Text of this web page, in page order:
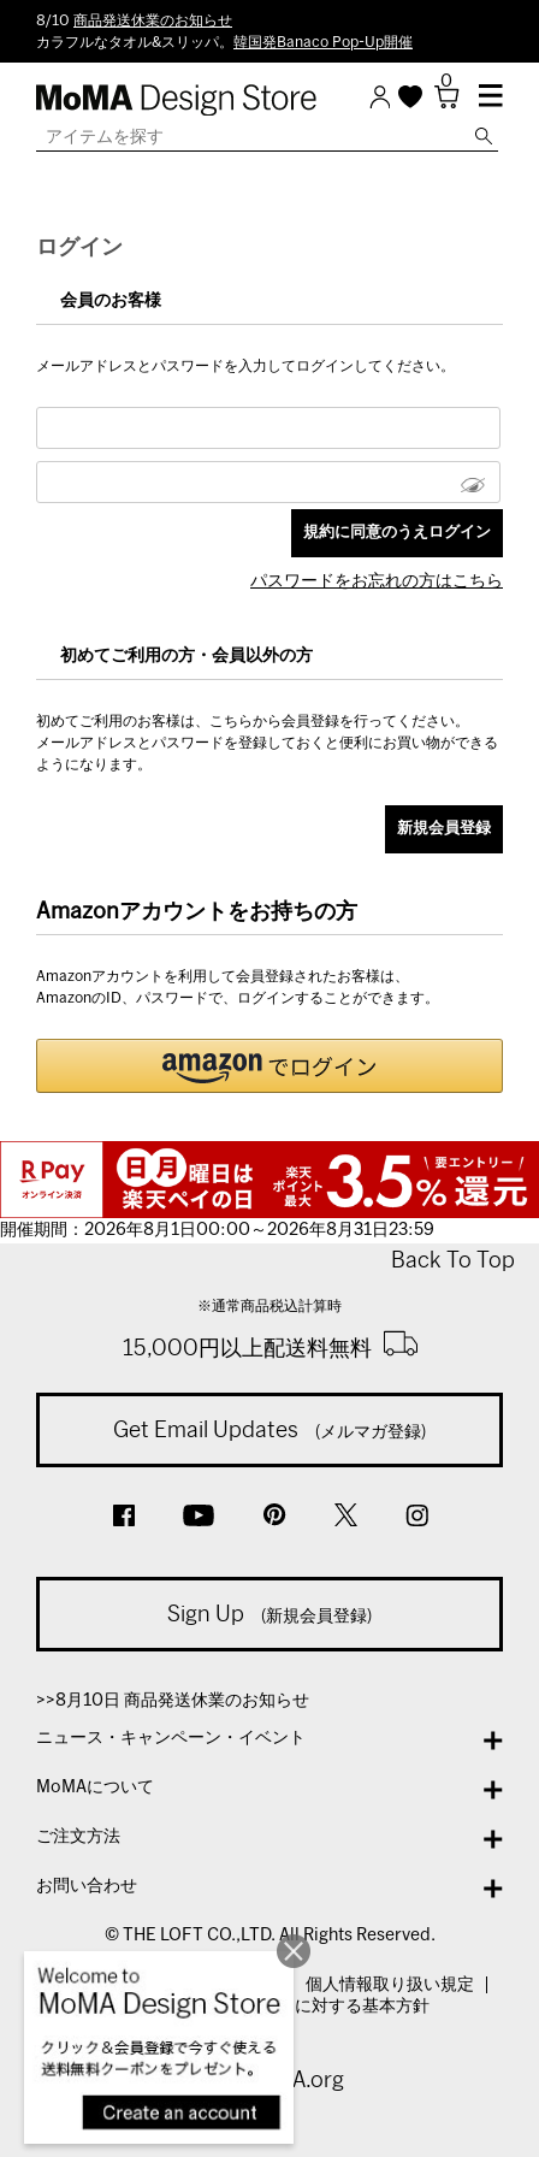
8/10 商品発送休業のお知らせ
カラフルなタオル&スリッパ。 韓国発Banaco Pop-Up開催
0
ログイン
会員のお客様
メールアドレスとパスワードを入力してログインしてください。
パスワードをお忘れの方はこちら
初めてご利用の方・会員以外の方
初めてご利用のお客様は、こちらから会員登録を行ってください。
メールアドレスとパスワードを登録しておくと便利にお買い物ができる
ようになります。
Amazonアカウントをお持ちの方
Amazonアカウントを利用して会員登録されたお客様は、
AmazonのID、パスワードで、ログインすることができます。
開催期間：2026年8月1日00:00～2026年8月31日23:59
Back To Top
※通常商品税込計算時
15,000円以上配送料無料
Get Email Updates (メルマガ登録)
Sign Up (新規会員登録)
>>8月10日 商品発送休業のお知らせ
ニュース・キャンペーン・イベント
MoMAについて
ご注文方法
お問い合わせ
© THE LOFT CO.,LTD. All Rights Reserved.
特定商取引法表示
個人情報取り扱い規定
カスタマーハラスメントに対する基本方針
Visit MoMA.org